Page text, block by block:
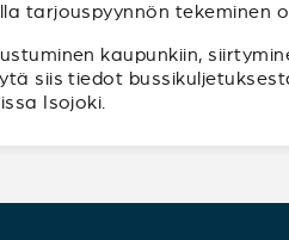
tarjouspyynnön tekeminen
kaupunkiin,
siis tiedot
Isojoki.